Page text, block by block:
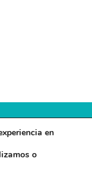
·POLÍTICA DE
en
o